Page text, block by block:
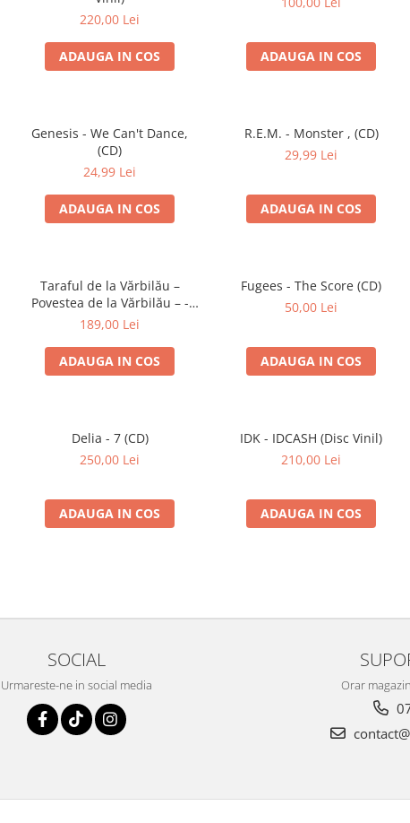
220,00 Lei
ADAUGA IN COS ADAUGA IN COS
Genesis - We Can't Dance,
(CD)
24,99 Lei
ADAUGA IN COS
R.E.M. - Monster , (CD)
29,99 Lei
ADAUGA IN COS
Taraful de la Vărbilău –
Povestea de la Vărbilău – -
Electrecord, (Disc Vinil)
189,00 Lei
ADAUGA IN COS
Fugees - The Score (CD)
50,00 Lei
ADAUGA IN COS
Delia - 7 (CD)
250,00 Lei
ADAUGA IN COS
IDK - IDCASH (Disc Vinil)
210,00 Lei
ADAUGA IN COS
SOCIAL
Urmareste-ne in social media Orar